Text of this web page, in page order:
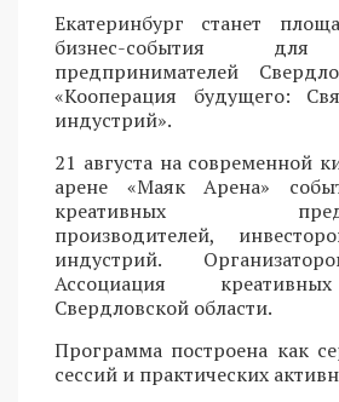
Екатеринбург станет
бизнес-события для
предпринимателей
«Кооперация будущего:
индустрий».
21 августа на современной
арене «Маяк Арена»
креативных
производителей,
индустрий.
Ассоциация
Свердловской области.
Программа построена как
сессий и практических